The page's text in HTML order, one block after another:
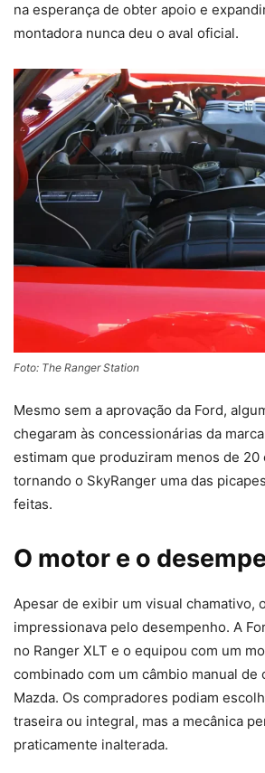
na esperança de obter apoio e
montadora nunca deu o aval oficial.
Foto: The Ranger Station
Mesmo sem a aprovação da Ford,
chegaram às concessionárias da
estimam que produziram menos de 20
tornando o SkyRanger uma das
feitas.
O motor e o
Apesar de exibir um visual chamativo,
impressionava pelo desempenho. A
no Ranger XLT e o equipou com um
combinado com um câmbio manual de
Mazda. Os compradores podiam
traseira ou integral, mas a mecânica
praticamente inalterada.